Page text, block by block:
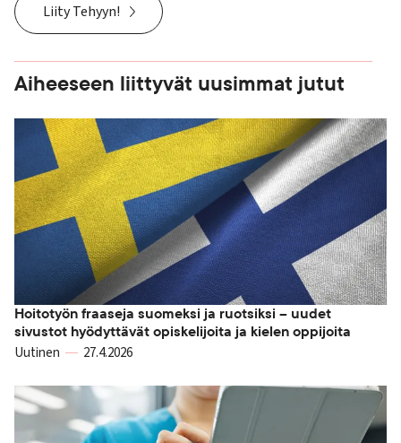
Liity Tehyyn!
Aiheeseen liittyvät uusimmat jutut
Hoitotyön fraaseja suomeksi ja ruotsiksi – uudet
sivustot hyödyttävät opiskelijoita ja kielen oppijoita
Uutinen 27.4.2026